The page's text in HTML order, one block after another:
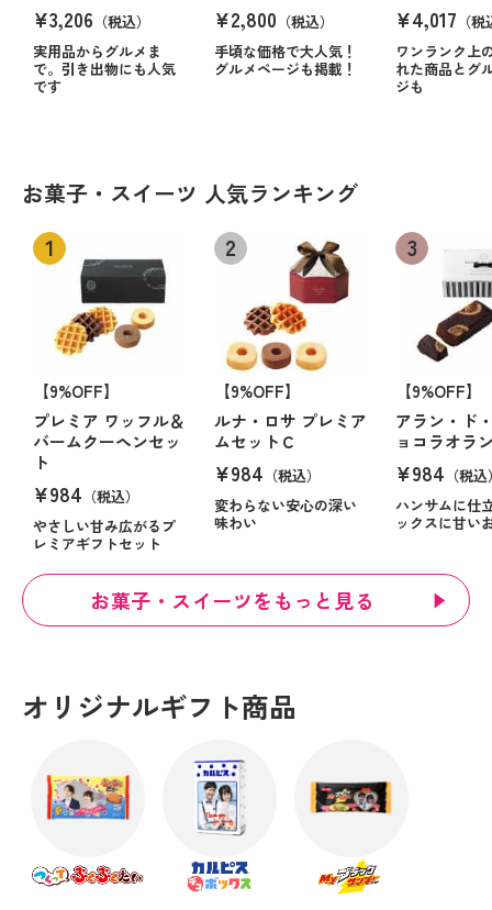
¥3,206 （税込）
実用品からグルメま
で。引き出物にも人気
です
¥2,800 （税込）
手頃な価格で大人気！
グルメページも掲載！
¥4,017 （
ワンランク上
れた商品とグ
ジも
お菓子・スイーツ 人気ランキング
【9%OFF】
プレミア ワッフル＆
バームクーヘンセッ
ト
¥984 （税込）
やさしい甘み広がるプ
レミアギフトセット
【9%OFF】
ルナ・ロサ プレミア
ムセットＣ
¥984 （税込）
変わらない安心の深い
味わい
【9%OFF】
アラン・ド
ョコラオラ
¥984 （税
ハンサムに仕
ックスに甘い
お菓子・スイーツをもっと見る
オリジナルギフト商品